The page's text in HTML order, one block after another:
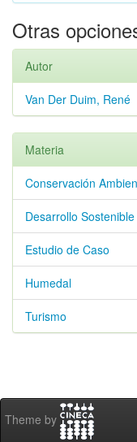
Otras
Autor
Van Der Duim, René
Materia
Conservación
Desarrollo Sostenible
Estudio de Caso
Humedal
Turismo
Theme by